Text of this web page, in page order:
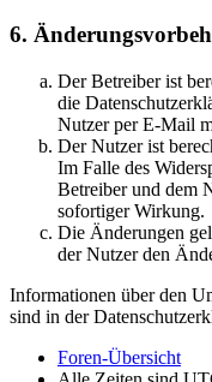
6.
Der Betreiber ist
die
Nutzer per E-Mail
Der Nutzer ist
Im Falle des
Betreiber und dem
sofortiger Wirkung.
Die Änderungen
der Nutzer den
Informationen über den
sind in der
Foren-Übersicht